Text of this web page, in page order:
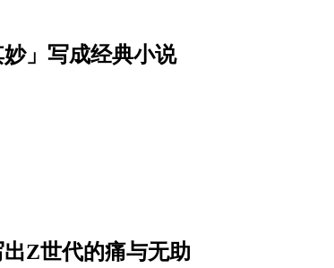
」写成经典小说
Z世代的痛与无助